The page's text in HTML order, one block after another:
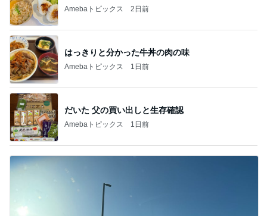
Amebaトピックス 2日前
はっきりと分かった牛丼の肉の味
Amebaトピックス 1日前
だいた 父の買い出しと生存確認
Amebaトピックス 1日前